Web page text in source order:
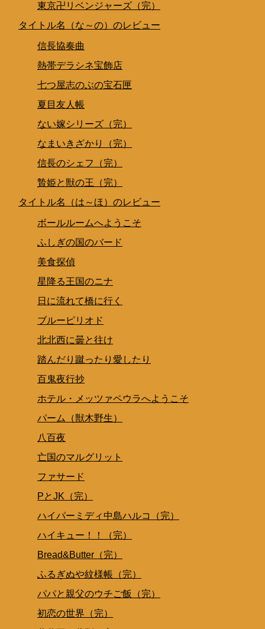
東京卍リベンジャーズ（完）
タイトル名（な～の）のレビュー
信長協奏曲
熱帯デラシネ宝飾店
七つ屋志のぶの宝石匣
夏目友人帳
ない嫁シリーズ（完）
なまいきざかり（完）
信長のシェフ（完）
贄姫と獣の王（完）
タイトル名（は～ほ）のレビュー
ボールルームへようこそ
ふしぎの国のバード
美食探偵
星降る王国のニナ
日に流れて橋に行く
ブルーピリオド
北北西に曇と往け
踏んだり蹴ったり愛したり
百鬼夜行抄
ホテル・メッツァペウラへようこそ
パーム（獣木野生）
八百夜
亡国のマルグリット
ファサード
PとJK（完）
ハイパーミディ中島ハルコ（完）
ハイキュー！！（完）
Bread&Butter（完）
ふるぎぬや紋様帳（完）
パパと親父のウチご飯（完）
初恋の世界（完）